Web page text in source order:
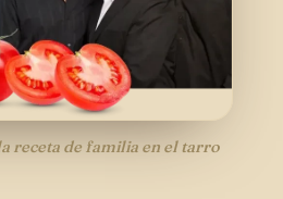
receta de familia en el tarro